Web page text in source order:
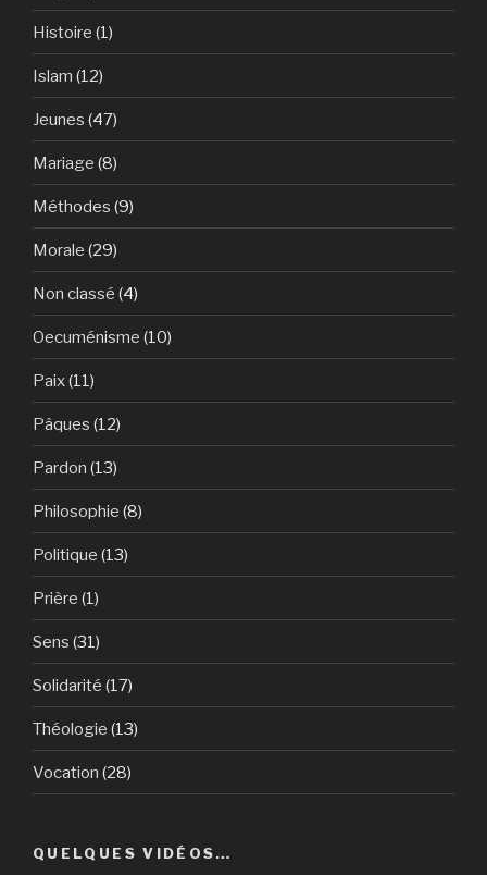
Histoire (1)
Islam (12)
Jeunes (47)
Mariage (8)
Méthodes (9)
Morale (29)
Non classé (4)
Oecuménisme (10)
Paix(11)
Pâques (12)
Pardon (13)
Philosophie (8)
Politique (13)
Prière (1)
Sens (31)
Solidarité (17)
Théologie (13)
Vocation (28)
QUELQUES VIDÉOS…